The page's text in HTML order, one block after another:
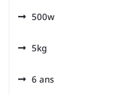
500w
5kg
6 ans